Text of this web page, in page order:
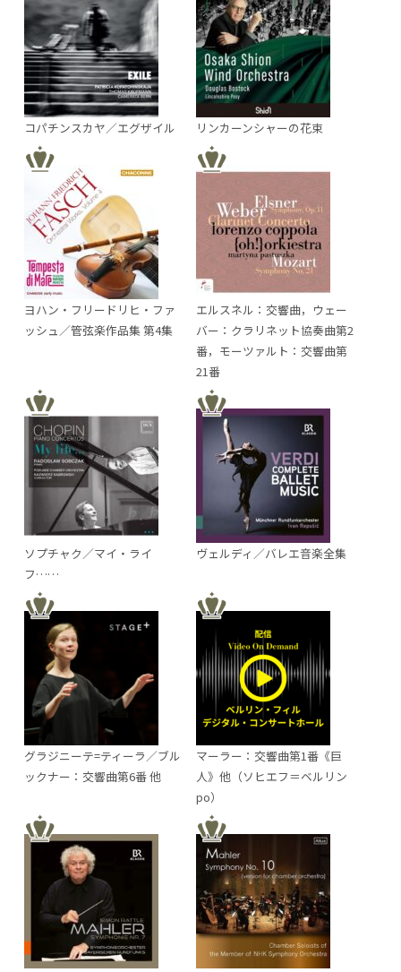
コパチンスカヤ／エグザイル リンカーンシャーの花束
ヨハン・フリードリヒ・ファ
ッシュ／管弦楽作品集 第4集
エルスネル：交響曲，ウェー
バー：クラリネット協奏曲第2
番，モーツァルト：交響曲第
21番
ソプチャク／マイ・ライ
フ……
ヴェルディ／バレエ音楽全集
グラジニーテ=ティーラ／ブル
ックナー：交響曲第6番 他
マーラー：交響曲第1番《巨
人》他（ソヒエフ＝ベルリン
po）